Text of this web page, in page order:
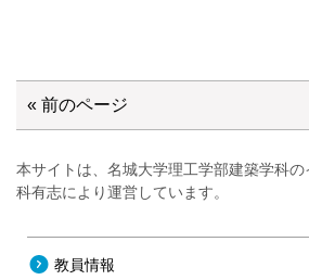
« 前のページ
本サイトは、名城大学理工学部建築学科
科有志により運営しています。
教員情報